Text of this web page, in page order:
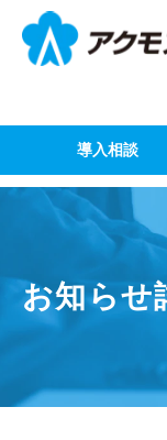
導入相談
お知らせ